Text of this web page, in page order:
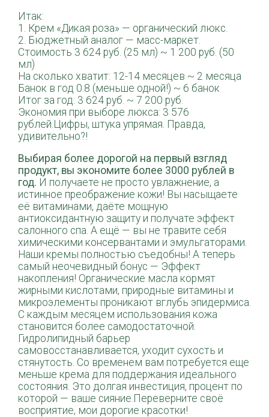
Итак:
1. Крем «Дикая роза» — органический люкс.
2. Бюджетный аналог — масс-маркет.
Стоимость 3 624 руб. (25 мл) ~ 1 200 руб. (50
мл)
На сколько хватит: 12-14 месяцев ~ 2 месяца
Банок в год 0.8 (меньше одной!) ~ 6 банок
Итог за год: 3 624 руб. ~ 7 200 руб.
Экономия при выборе люкса: 3 576
рублей.Цифры, штука упрямая. Правда,
удивительно?!
Выбирая более дорогой на первый взгляд
продукт, вы экономите более 3000 рублей в
год. И получаете не просто увлажнение, а
истинное преображение кожи! Вы насыщаете
её витаминами, даёте мощную
антиоксидантную защиту и получате эффект
салонного спа. А ещё — вы не травите себя
химическими консервантами и эмульгаторами.
Наши кремы полностью съедобны! А теперь
самый неочевидный бонус — Эффект
накопления! Органические масла кормят
жирными кислотами, природные витамины и
микроэлементы проникают вглубь эпидермиса.
С каждым месяцем использования кожа
становится более самодостаточной.
Гидролипидный барьер
самовосстанавливается, уходит сухость и
стянутость. Со временем вам потребуется еще
меньше крема для поддержания идеального
состояния. Это долгая инвестиция, процент по
которой — ваше сияние.Переверните своё
восприятие, мои дорогие красотки!